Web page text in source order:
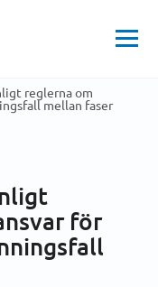
och domstol
reglerna om
mellan faser
för